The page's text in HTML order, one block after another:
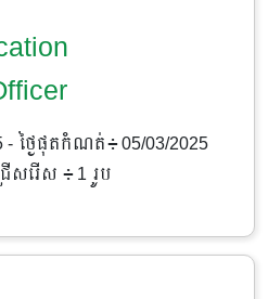
- ថ្ងៃផុតកំណត់៖ 05/03/2025
ើសរើស ៖ 1 រូប